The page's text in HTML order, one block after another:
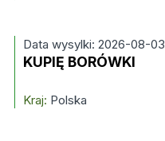
Data wysylki: 2026-08-03
KUPIĘ BORÓWKI
Kraj: Polska